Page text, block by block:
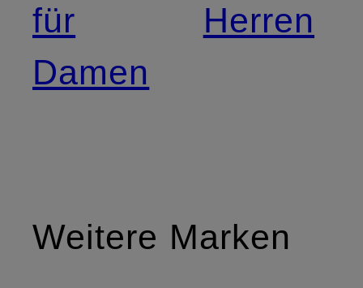
für
Damen
Herren
Weitere Marken